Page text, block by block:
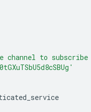
channel to